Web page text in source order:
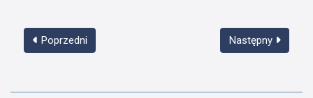
Poprzedni Następny